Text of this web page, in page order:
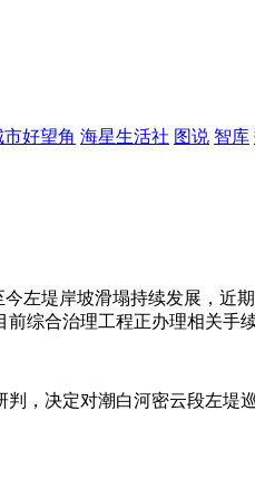
市好望角 海星生活社 图说 智库
左堤岸坡滑塌持续发展，近
综合治理工程正办理相关手
，决定对潮白河密云段左堤